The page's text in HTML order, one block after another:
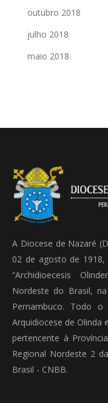
outubro 2018
julho 2018
maio 2018
A Diocese de Nazaré
02 de agosto de
“Archidioecesis
Nordeste do Brasil,
Pernambuco. Todo
Arquidiocese de Olinda
pertencente à
Regional Nordeste 2
Brasil - CNBB.